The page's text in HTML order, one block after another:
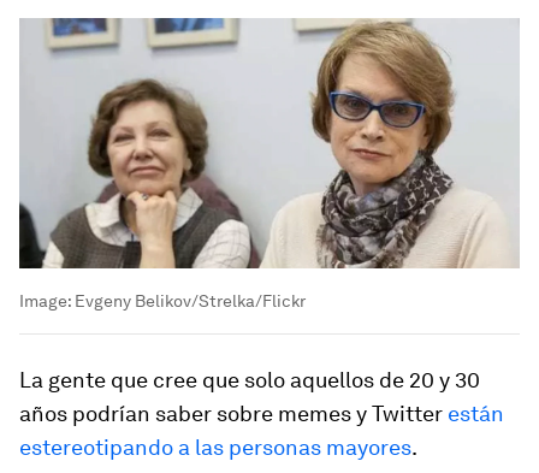
Image: Evgeny Belikov/Strelka/Flickr
La gente que cree que solo aquellos de 20 y 30
años podrían saber sobre memes y Twitter están
estereotipando a las personas mayores.